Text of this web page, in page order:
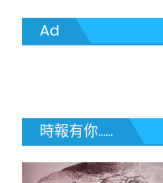
Ad
時報有你......